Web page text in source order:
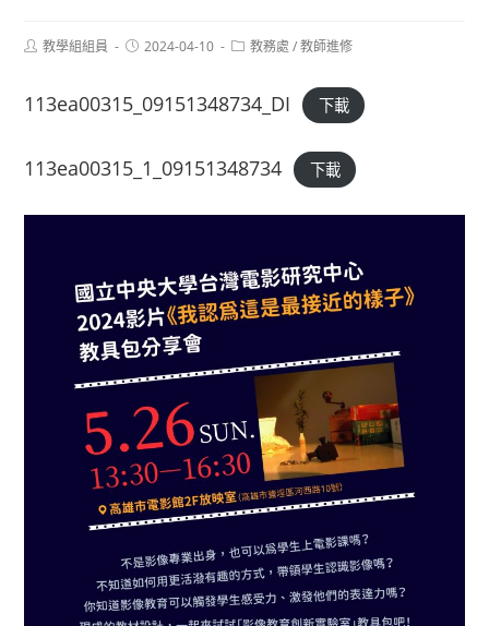
Post教學組組員
Post2024-04-10
Post教務處 / 教師進修
113ea00315_09151348734_DI 下載
113ea00315_1_09151348734 下載